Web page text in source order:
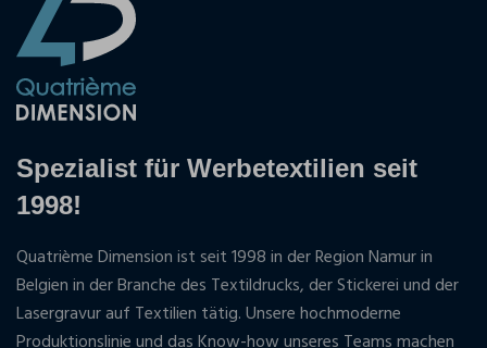
Spezialist für Werbetextilien seit
1998!
Quatrième Dimension ist seit 1998 in der Region Namur in
Belgien in der Branche des Textildrucks, der Stickerei und der
Lasergravur auf Textilien tätig. Unsere hochmoderne